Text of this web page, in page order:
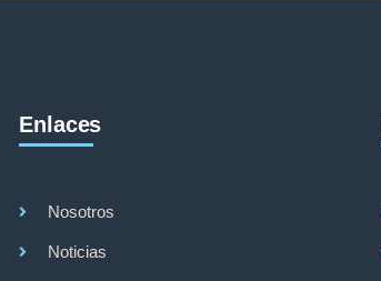
Enlaces
Nosotros
Noticias